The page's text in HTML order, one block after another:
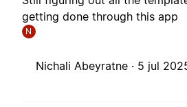
getting done through this app
N
Nichali Abeyratne · 5 jul